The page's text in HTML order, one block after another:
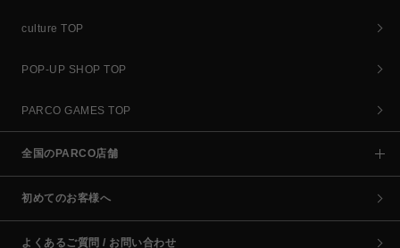
culture TOP
POP-UP SHOP TOP
PARCO GAMES TOP
全国のPARCO店舗
初めてのお客様へ
よくあるご質問 / お問い合わせ